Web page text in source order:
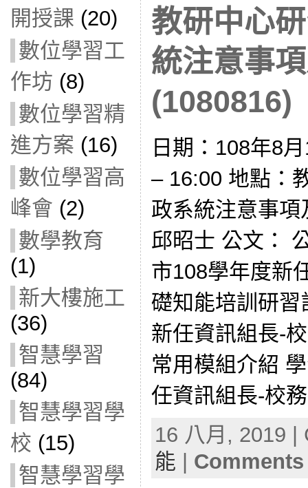
開授課 (20)
數位學習工
作坊 (8)
數位學習精
進方案 (16)
數位學習高
峰會 (2)
數學教育
(1)
新大樓施工
(36)
智慧學習
(84)
智慧學習學
校 (15)
智慧學習學
教研中心
統注意事
(1080816)
日期：108年8
– 16:00 地點：
政系統注意事
邱昭士 公文：
市108學年度新
礎知能培訓研
新任資訊組長-
常用模組介紹
任資訊組長-校
16 八月, 2019
能